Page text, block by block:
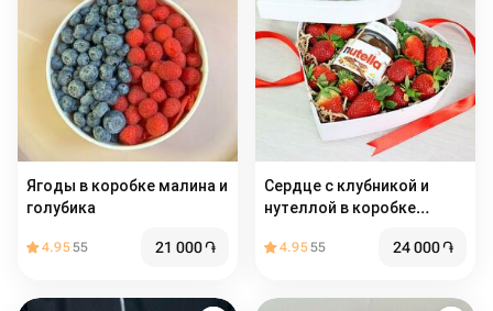
Ягоды в коробке малина и
голубика
4.9555 21 000֏
Сердце с клубникой и
нутеллой в коробке
4.9555 24 000֏